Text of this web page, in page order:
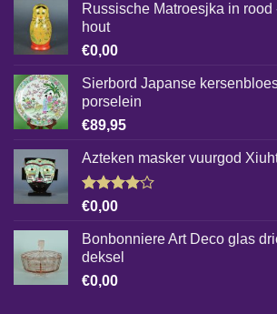
Russische Matroesjka in rood
hout
€0,00
Sierbord Japanse
porselein
€89,95
Azteken masker vuurgod
Gewaardeerd
5
€0,00
Bonbonniere Art Deco glas
deksel
€0,00